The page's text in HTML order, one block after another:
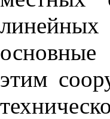
линейных
основные
этим